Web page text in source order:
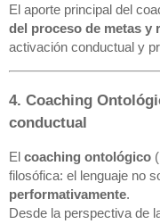
El aporte principal del
del proceso de metas y
activación conductual y
4. Coaching
conductual
El coaching ontológico
filosófica: el lenguaje no
performativamente.
Desde la perspectiva de